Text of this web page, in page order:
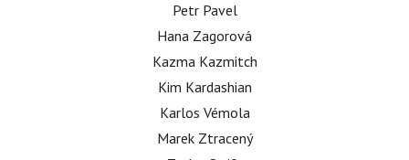
Petr Pavel
Hana Zagorová
Kazma Kazmitch
Kim Kardashian
Karlos Vémola
Marek Ztracený